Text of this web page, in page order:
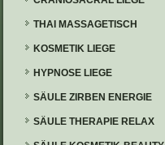
THAI MASSAGETISCH
KOSMETIK LIEGE
HYPNOSE LIEGE
SÄULE ZIRBEN ENERGIE
SÄULE THERAPIE RELAX